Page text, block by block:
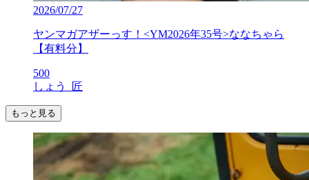
2026/07/27
ヤンマガアザーっす！<YM2026年35号>ななちゃら
【有料分】
500
しょう_匠
もっと見る